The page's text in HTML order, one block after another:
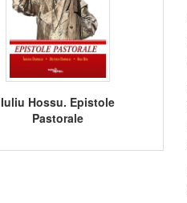
Iuliu Hossu. Epistole
Pastorale